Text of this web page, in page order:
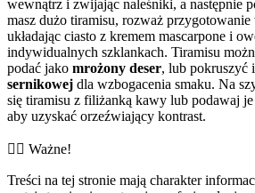
wewnątrz i zwijając naleśniki, a następnie
masz dużo tiramisu, rozważ przygotowanie
układając ciasto z kremem mascarpone i
indywidualnych szklankach. Tiramisu
podać jako mrożony deser, lub pokruszyć
sernikowej dla wzbogacenia smaku. Na
się tiramisu z filiżanką kawy lub podawaj
aby uzyskać orzeźwiający kontrast.
👨‍⚕️️ Ważne!
Treści na tej stronie mają charakter